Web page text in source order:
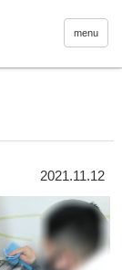
愛まん
menu
2021.11.12